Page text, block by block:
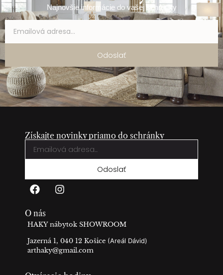
Najnovšie informácie do vašej schránky
Odoslať
Získajte novinky priamo do schránky
Odoslať
O nás
HAKY nábytok SHOWROOM
Jazerná 1, 040 12 Košice (Areál Dávid)
arthaky@gmail.com